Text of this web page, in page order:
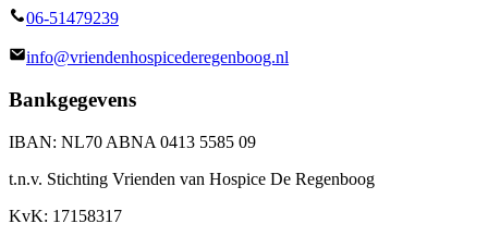
06-51479239
info@vriendenhospicederegenboog.nl
Bankgegevens
IBAN: NL70 ABNA 0413 5585 09
t.n.v. Stichting Vrienden van Hospice De Regenboog
KvK: 17158317